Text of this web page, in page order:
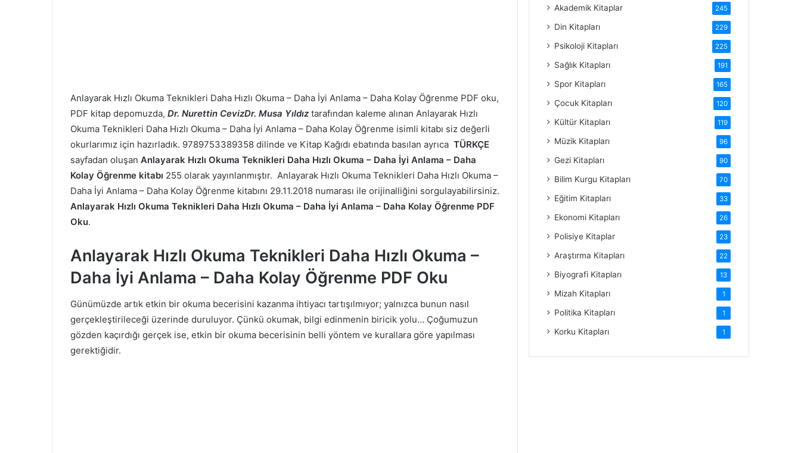
Anlayarak Hızlı Okuma Teknikleri Daha Hızlı Okuma – Daha İyi Anlama – Daha Kolay Öğrenme PDF oku,
PDF kitap depomuzda, Dr. Nurettin CevizDr. Musa Yıldız tarafından kaleme alınan Anlayarak Hızlı
Okuma Teknikleri Daha Hızlı Okuma – Daha İyi Anlama – Daha Kolay Öğrenme isimli kitabı siz değerli
okurlarımız için hazırladık. 9789753389358 dilinde ve Kitap Kağıdı ebatında basılan ayrıca TÜRKÇE
sayfadan oluşan Anlayarak Hızlı Okuma Teknikleri Daha Hızlı Okuma – Daha İyi Anlama – Daha
Kolay Öğrenme kitabı 255 olarak yayınlanmıştır. Anlayarak Hızlı Okuma Teknikleri Daha Hızlı Okuma –
Daha İyi Anlama – Daha Kolay Öğrenme kitabını 29.11.2018 numarası ile orijinalliğini sorgulayabilirsiniz.
Anlayarak Hızlı Okuma Teknikleri Daha Hızlı Okuma – Daha İyi Anlama – Daha Kolay Öğrenme PDF
Oku.
Anlayarak Hızlı Okuma Teknikleri Daha Hızlı Okuma –
Daha İyi Anlama – Daha Kolay Öğrenme PDF Oku
Günümüzde artık etkin bir okuma becerisini kazanma ihtiyacı tartışılmıyor; yalnızca bunun nasıl
gerçekleştirileceği üzerinde duruluyor. Çünkü okumak, bilgi edinmenin biricik yolu… Çoğumuzun
gözden kaçırdığı gerçek ise, etkin bir okuma becerisinin belli yöntem ve kurallara göre yapılması
gerektiğidir.
Akademik Kitaplar 245
Din Kitapları 229
Psikoloji Kitapları 225
Sağlık Kitapları 191
Spor Kitapları 165
Çocuk Kitapları 120
Kültür Kitapları 119
Müzik Kitapları 96
Gezi Kitapları 90
Bilim Kurgu Kitapları 70
Eğitim Kitapları 33
Ekonomi Kitapları 26
Polisiye Kitaplar 23
Araştırma Kitapları 22
Biyografi Kitapları 13
Mizah Kitapları 1
Politika Kitapları 1
Korku Kitapları 1